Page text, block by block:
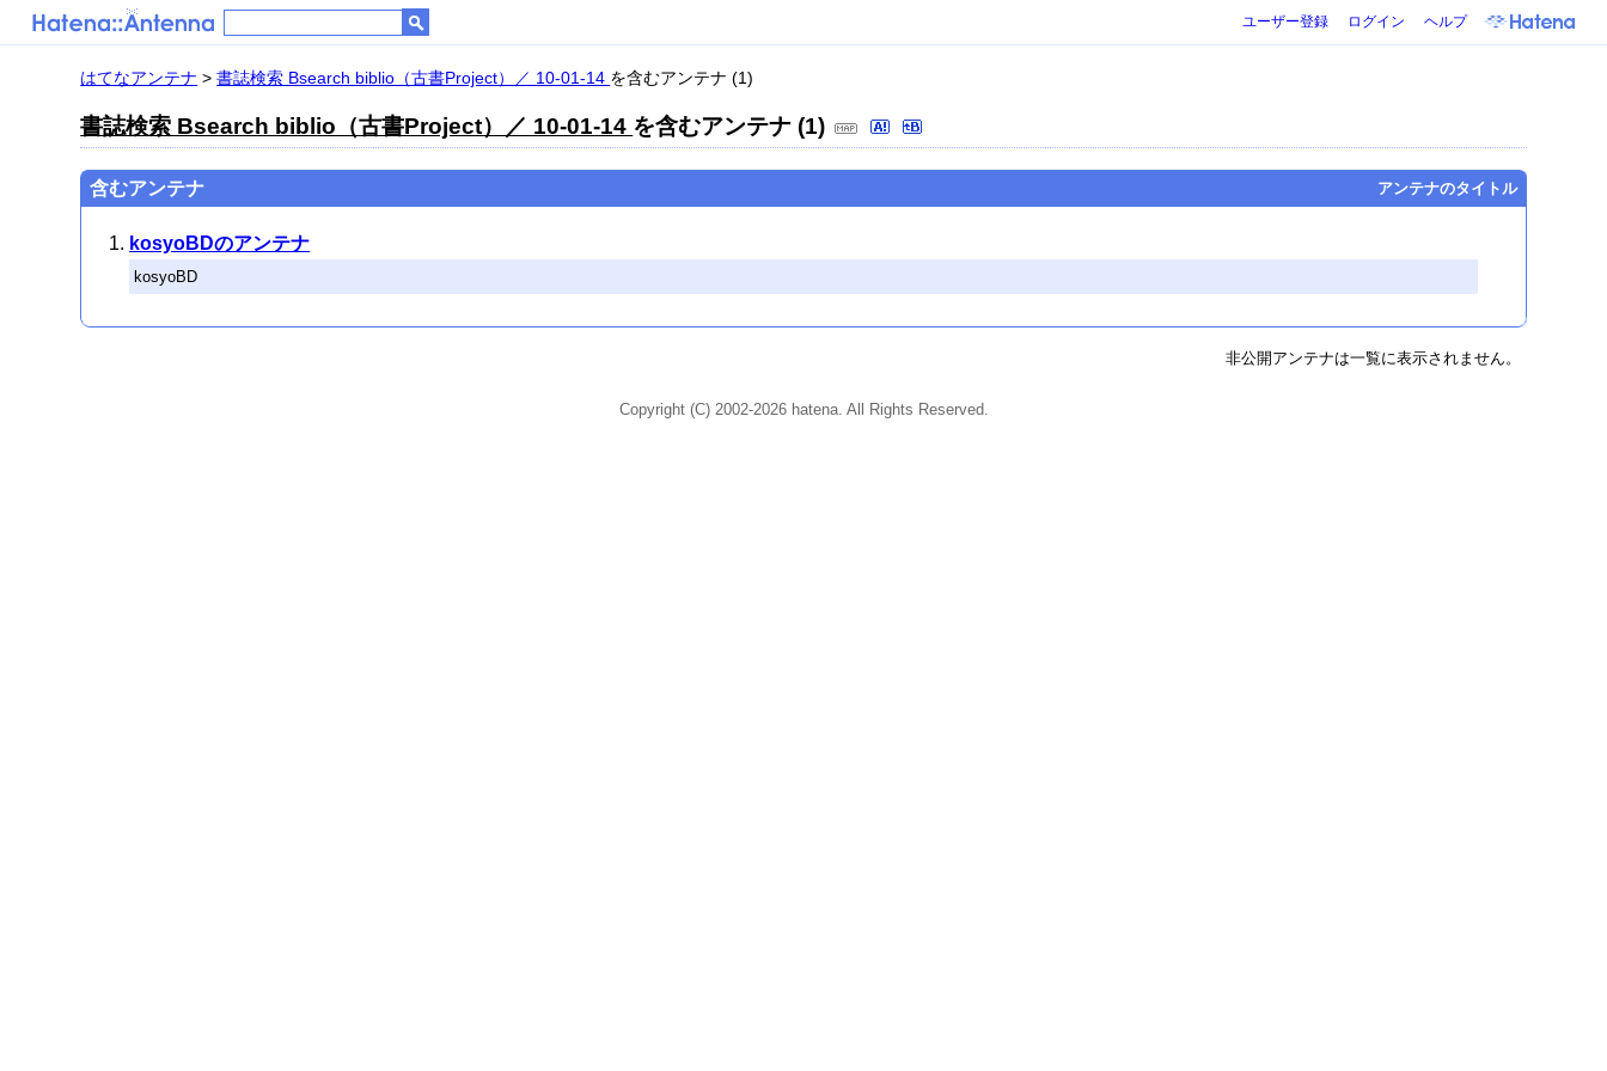
ユーザー登録 ログイン ヘルプ
はてなアンテナ >書誌検索 Bsearch biblio（古書Project）／ 10-01-14 を含むアンテナ (1)
書誌検索 Bsearch biblio（古書Project）／ 10-01-14 を含むアンテナ (1)
含むアンテナ アンテナのタイトル
kosyoBDのアンテナ
kosyoBD
非公開アンテナは一覧に表示されません。
Copyright (C) 2002-2026 hatena. All Rights Reserved.